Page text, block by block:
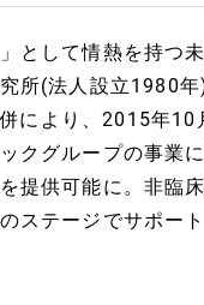
として情熱を持つ
所(法人設立1980
により、2015年10
クグループの事業
提供可能に。非臨
ステージでサポー